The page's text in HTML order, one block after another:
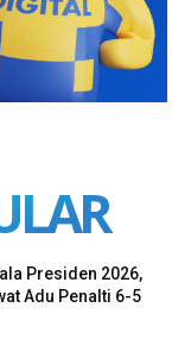
Presiden 2026,
Adu Penalti 6-5